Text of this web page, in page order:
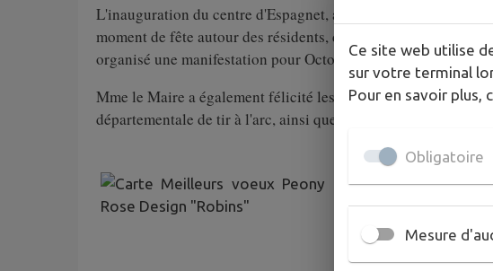
L'inauguration du centre d'Espagnet, après plusieurs années
moment de fête autour des résidents, des salariés, des
organisé une manifestation pour Octobre Rose en cette fin
Mme le Maire a également félicité les habitants qui font
départementale de tir à l'arc, ainsi que les bénévoles et
2025, ce sont aussi
Ce site web utilise
sur votre terminal
Pour en savoir plus,
Obligatoire
Mesure